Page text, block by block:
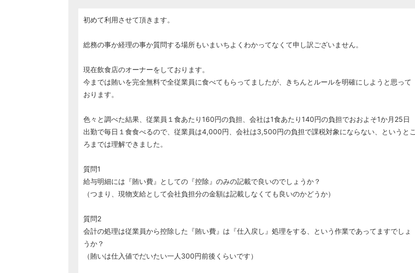
初めて利用させて頂きます。
総務の事か経理の事か質問する場所もいまいちよくわかってなくて申し訳ございません。
現在飲食店のオーナーをしております。
今までは賄いを完全無料で全従業員に食べてもらってましたが、きちんとルールを明確にしようと思って
おります。
色々と調べた結果、従業員１食あたり160円の負担、会社は1食あたり140円の負担でおおよそ1か月25日
出勤で毎日１食食べるので、従業員は4,000円、会社は3,500円の負担で課税対象にならない、というとこ
ろまでは理解できました。
質問1
給与明細には『賄い費』としての『控除』のみの記載で良いのでしょうか？
（つまり、現物支給として会社負担分の金額は記載しなくても良いのかどうか）
質問2
会計の処理は従業員から控除した『賄い費』は『仕入戻し』処理をする、という作業であってますでしょ
うか？
（賄いは仕入値でだいたい一人300円前後くらいです）